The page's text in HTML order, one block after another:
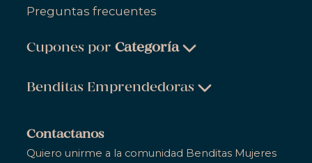
Preguntas frecuentes
Cupones porCategoría
Salud & Bienestar
Hogar
Benditas Emprendedoras
Contactanos
Quiero unirme a la comunidad Benditas Mujeres